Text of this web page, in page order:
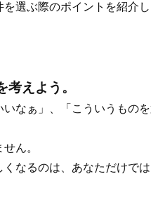
選ぶ際のポイントを紹介し
考えよう。
なぁ」、「こういうもの
ん。
なるのは、あなただけで